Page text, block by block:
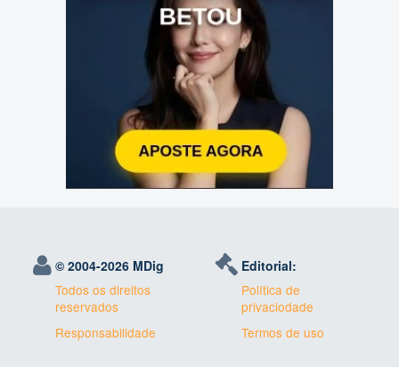
© 2004-2026 MDig
Todos os direitos
reservados
Responsabilidade
Editorial:
Política de
privaciodade
Termos de uso